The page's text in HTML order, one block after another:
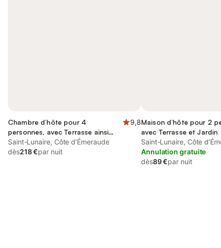
Chambre d’hôte pour 4
personnes, avec Terrasse ainsi
que Jardin et Vue
9,8
Saint-Lunaire, Côte d’Émeraude
dès218 €par nuit
Maison d’hôte pour 2
avec Terrasse et Jardin
Saint-Lunaire, Côte
Annulation gratuite
dès89 €par nuit